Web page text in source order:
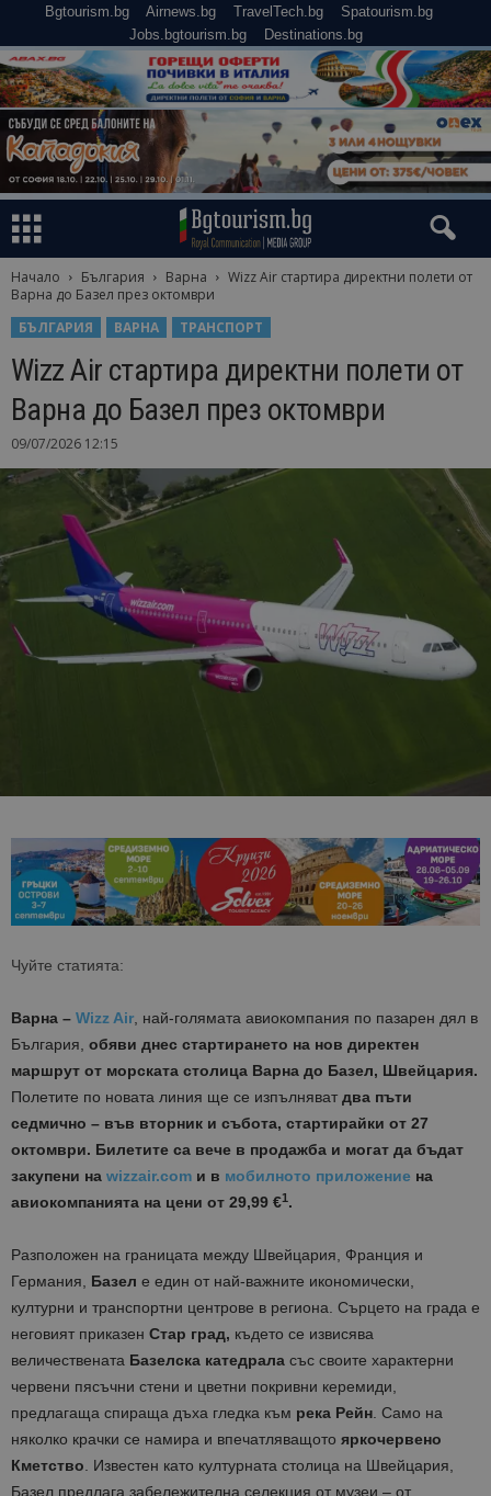
Bgtourism.bg Airnews.bg TravelTech.bg
Spatourism.bg
Jobs.bgtourism.bg
Destinations.bg
Начало България Варна
Wizz Air стартира директни полети от
Варна до Базел през октомври
БЪЛГАРИЯ
ВАРНА ТРАНСПОРТ
Wizz Air стартира директни полети от
Варна до Базел през октомври
09/07/2026 12:15
Чуйте статията:
Варна – Wizz Air , най-голямата авиокомпания по пазарен дял в
България, обяви днес стартирането на нов директен
маршрут от морската столица Варна до Базел, Швейцария.
Полетите по новата линия ще се изпълняват два пъти
седмично – във вторник и събота, стартирайки от 27
октомври. Билетите са вече в продажба и могат да бъдат
закупени на wizzair.com и в мобилното приложение на
авиокомпанията на цени от 29,99 €1 .
Разположен на границата между Швейцария, Франция и
Германия, Базел е един от най-важните икономически,
културни и транспортни центрове в региона. Сърцето на града е
неговият приказен Стар град, където се извисява
величествената Базелска катедрала със своите характерни
червени пясъчни стени и цветни покривни керемиди,
предлагаща спираща дъха гледка към река Рейн . Само на
няколко крачки се намира и впечатляващото яркочервено
Кметство . Известен като културната столица на Швейцария,
Базел предлага забележителна селекция от музеи – от